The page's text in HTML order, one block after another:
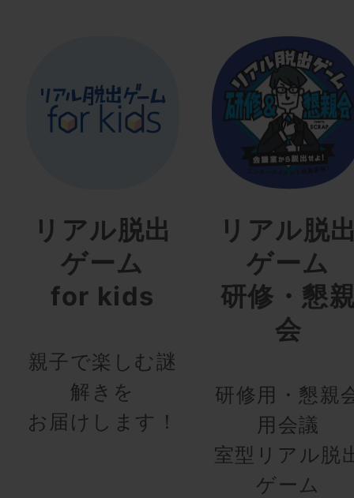
リアル脱出
ゲーム
for kids
親子で楽しむ謎
解きを
お届けします！
リアル脱
ゲーム
研修・懇
会
研修用・懇親
用会議
室型リアル脱
ゲーム